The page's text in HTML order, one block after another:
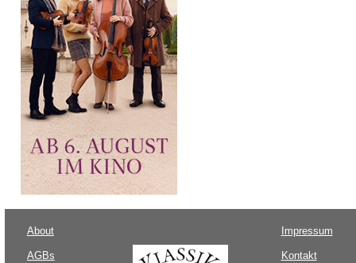
About
AGBs
Impressum
Kontakt